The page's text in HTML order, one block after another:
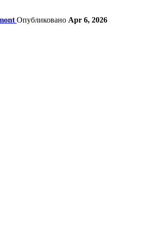
Опубликовано Apr 6, 2026